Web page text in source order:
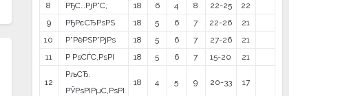
8
РђС…РјР°С‚ 18 6 4 8 22-25
22
9
РђРєСЂРѕРЅ 18 5 6 7 22-26
21
10
Р”РёРЅР°РјРѕ 18 5 6 7 27-26
21
11
Р РѕСЃС‚РѕРІ 18 5 6 7 15-20 21
12
РљСЂ.
РЎРѕРІРµС‚РѕРІ
18 4 5 9 20-33 17